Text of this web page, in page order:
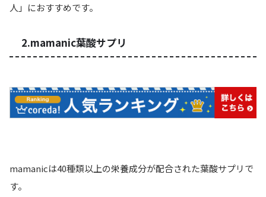
人」 におすすめです。
2.mamanic葉酸サプリ
mamanicは40種類以上の栄養成分が配合された葉酸サプリで
す。